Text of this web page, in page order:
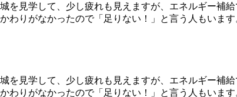
を見学して、少し疲れも見えますが、エネルギー補
わりがなかったので「足りない！」と言う人もいます
を見学して、少し疲れも見えますが、エネルギー補
わりがなかったので「足りない！」と言う人もいます